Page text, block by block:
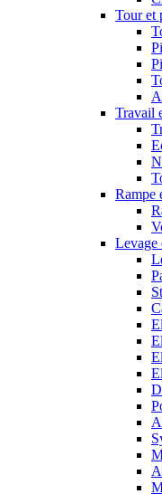
Tour et
Travail
Rampe
Levage